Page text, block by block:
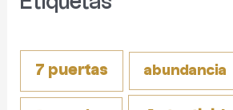
7 puertas abundancia